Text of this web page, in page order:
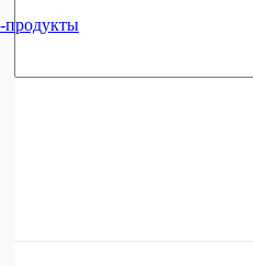
продукты